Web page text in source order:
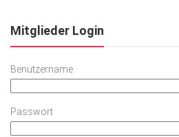
Mitglieder Login
Benutzername
Passwort